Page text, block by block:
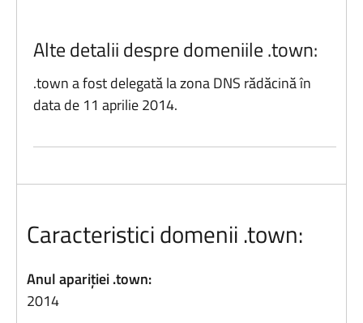
Alte detalii despre domeniile .town:
.town a fost delegată la zona DNS rădăcină în
data de 11 aprilie 2014.
Caracteristici domenii .town:
Anul apariției .town:
2014